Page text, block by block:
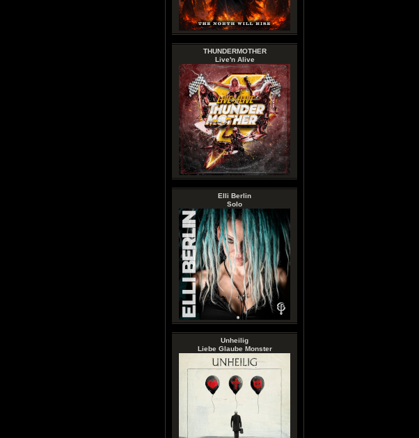
THUNDERMOTHER
Live'n Alive
Elli Berlin
Solo
Unheilig
Liebe Glaube Monster